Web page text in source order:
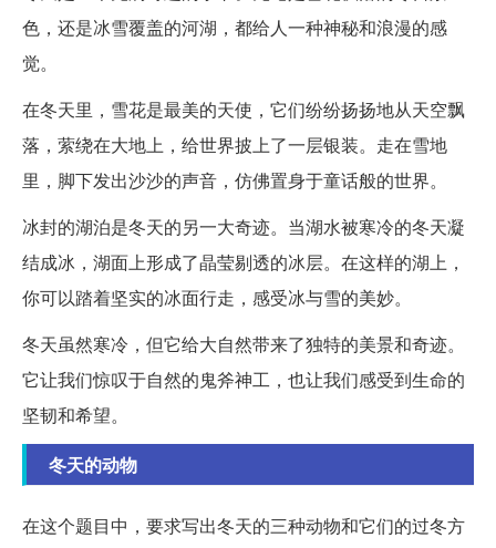
色，还是冰雪覆盖的河湖，都给人一种神秘和浪漫的感
觉。
在冬天里，雪花是最美的天使，它们纷纷扬扬地从天空飘
落，萦绕在大地上，给世界披上了一层银装。走在雪地
里，脚下发出沙沙的声音，仿佛置身于童话般的世界。
冰封的湖泊是冬天的另一大奇迹。当湖水被寒冷的冬天凝
结成冰，湖面上形成了晶莹剔透的冰层。在这样的湖上，
你可以踏着坚实的冰面行走，感受冰与雪的美妙。
冬天虽然寒冷，但它给大自然带来了独特的美景和奇迹。
它让我们惊叹于自然的鬼斧神工，也让我们感受到生命的
坚韧和希望。
冬天的动物
在这个题目中，要求写出冬天的三种动物和它们的过冬方